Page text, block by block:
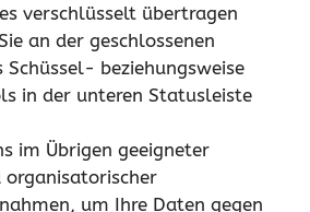
verschlüsselt übertragen
an der geschlossenen
beziehungsweise
in der unteren Statusleiste
im Übrigen geeigneter
organisatorischer
um Ihre Daten gegen